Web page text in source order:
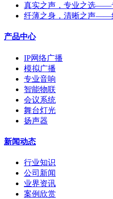
真实之声，专业之选——
纤薄之身，清晰之声——
产品中心
IP网络广播
模拟广播
专业音响
智能物联
会议系统
舞台灯光
扬声器
新闻动态
行业知识
公司新闻
业界资讯
案例欣赏